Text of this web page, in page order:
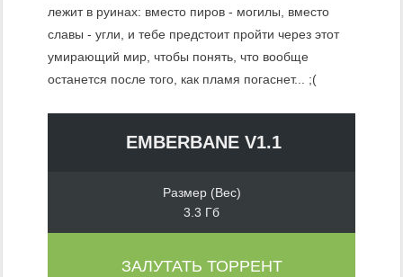
лежит в руинах: вместо пиров - могилы, вместо
славы - угли, и тебе предстоит пройти через этот
умирающий мир, чтобы понять, что вообще
останется после того, как пламя погаснет... ;(
EMBERBANE V1.1
Размер (Вес)
3.3 Гб
ЗАЛУТАТЬ ТОРРЕНТ